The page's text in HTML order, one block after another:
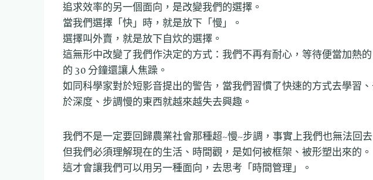
追求效率的另一個面向，是改變我們的選擇。
當我們選擇「快」時，就是放下「慢」。
選擇叫外賣，就是放下自炊的選擇。
這無形中改變了我們作決定的方式：我們不再有耐心，等待便當加熱
的 30 分鐘還讓人焦躁。
如同科學家對於短影音提出的警告，當我們習慣了快速的方式去學習
於深度、步調慢的東西就越來越失去興趣。
我們不是一定要回歸農業社會那種超~慢~步調，事實上我們也無法回去
但我們必須理解現在的生活、時間觀，是如何被框架、被形塑出來的。
這才會讓我們可以用另一種面向，去思考「時間管理」。